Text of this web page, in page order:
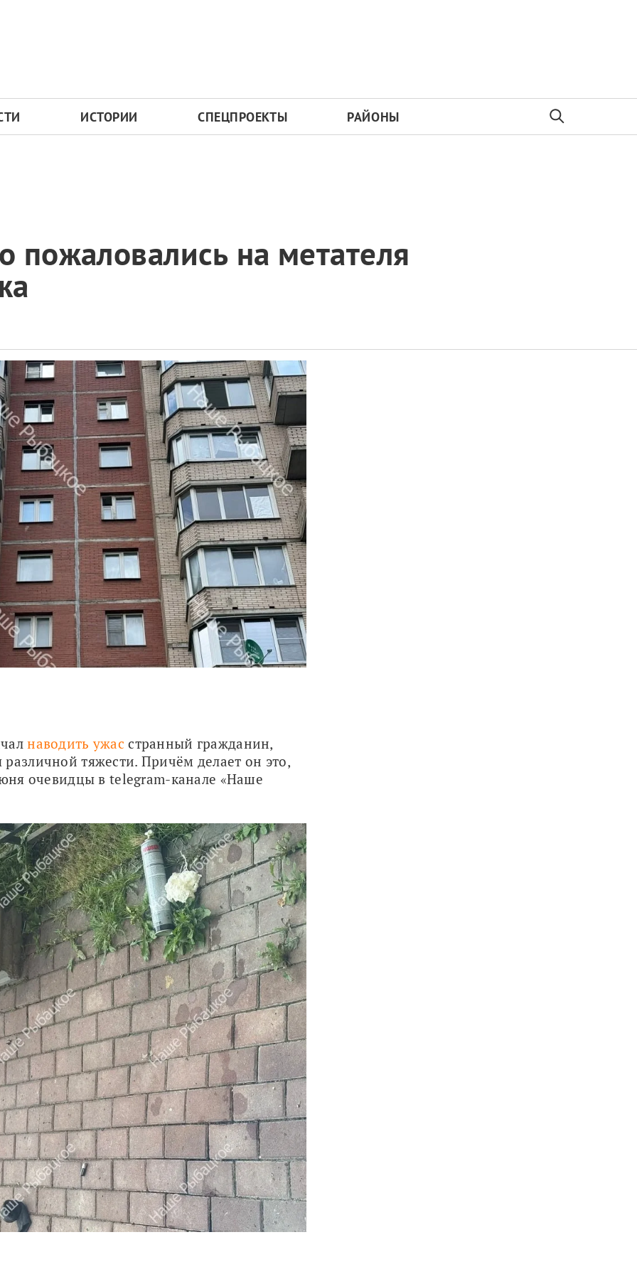
ИСТОРИИ СПЕЦПРОЕКТЫ РАЙОНЫ
пожаловались на метателя
наводить ужас странный гражданин,
тяжести. Причём делает он это,
очевидцы в telegram-канале «Наше